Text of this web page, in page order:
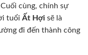
cùng, chính sự
tuổi Ất Hợi sẽ là
đi đến thành công